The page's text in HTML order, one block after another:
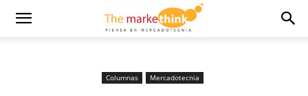
Columnas Mercadotecnia